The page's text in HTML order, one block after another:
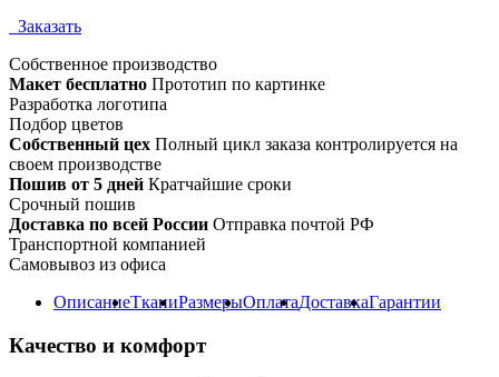
Заказать
Собственное производство
Макет бесплатно Прототип по картинке
Разработка логотипа
Подбор цветов
Собственный цех Полный цикл заказа контролируется на
своем производстве
Пошив от 5 дней Кратчайшие сроки
Срочный пошив
Доставка по всей России Отправка почтой РФ
Транспортной компанией
Самовывоз из офиса
ОписаниеТканиРазмерыОплатаДоставкаГарантии
Качество и комфорт